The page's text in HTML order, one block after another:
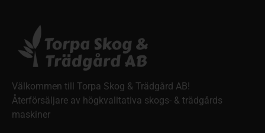
Välkommen till Torpa Skog & Trädgård AB!
Återförsäljare av högkvalitativa skogs- & trädgårds
maskiner